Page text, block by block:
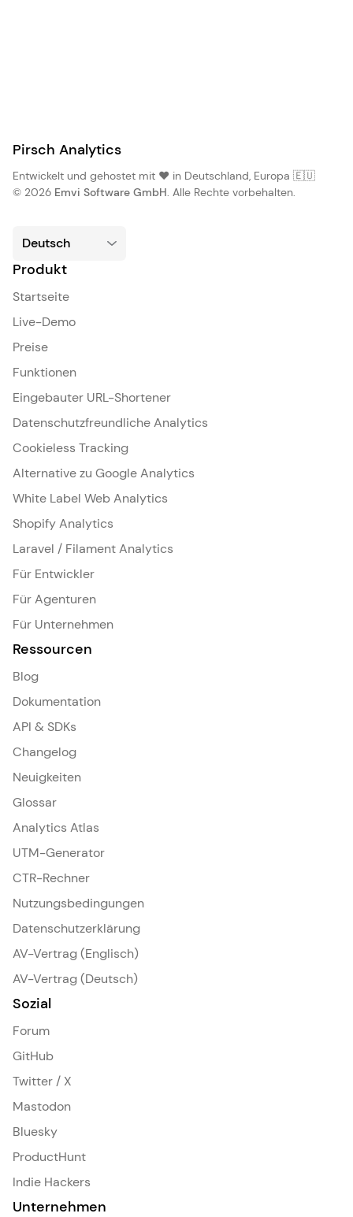
Pirsch Analytics
Entwickelt und gehostet mit ❤️ in Deutschland, Europa 🇪🇺
© 2026 Emvi Software GmbH. Alle Rechte vorbehalten.
Produkt
Startseite
Live-Demo
Preise
Funktionen
Eingebauter URL-Shortener
Datenschutzfreundliche Analytics
Cookieless Tracking
Alternative zu Google Analytics
White Label Web Analytics
Shopify Analytics
Laravel / Filament Analytics
Für Entwickler
Für Agenturen
Für Unternehmen
Ressourcen
Blog
Dokumentation
API & SDKs
Changelog
Neuigkeiten
Glossar
Analytics Atlas
UTM-Generator
CTR-Rechner
Nutzungsbedingungen
Datenschutzerklärung
AV-Vertrag (Englisch)
AV-Vertrag (Deutsch)
Sozial
Forum
GitHub
Twitter / X
Mastodon
Bluesky
ProductHunt
Indie Hackers
Unternehmen